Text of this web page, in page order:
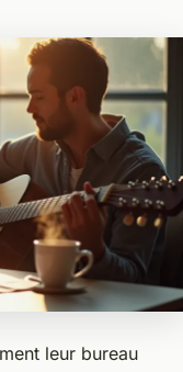
leur bureau